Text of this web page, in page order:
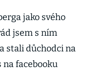
jako svého
jsem s ním
stali důchodci na
na facebooku